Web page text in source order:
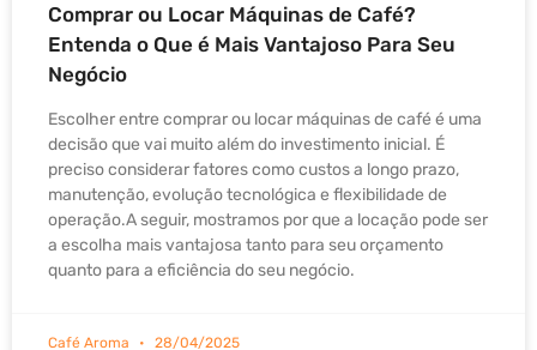
Comprar ou Locar Máquinas de Café?
Entenda o Que é Mais Vantajoso Para Seu
Negócio
Escolher entre comprar ou locar máquinas de café é uma
decisão que vai muito além do investimento inicial. É
preciso considerar fatores como custos a longo prazo,
manutenção, evolução tecnológica e flexibilidade de
operação.A seguir, mostramos por que a locação pode ser
a escolha mais vantajosa tanto para seu orçamento
quanto para a eficiência do seu negócio.
Café Aroma 28/04/2025